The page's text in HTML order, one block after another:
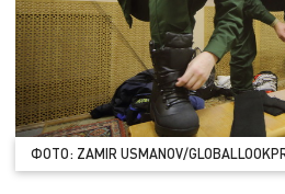
ФОТО: ZAMIR USMANOV/